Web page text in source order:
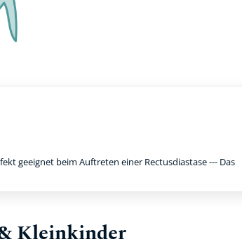
geeignet beim Auftreten einer Rectusdiastase --- Das
Kleinkinder